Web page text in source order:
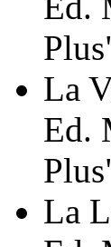
La
Ed.
La